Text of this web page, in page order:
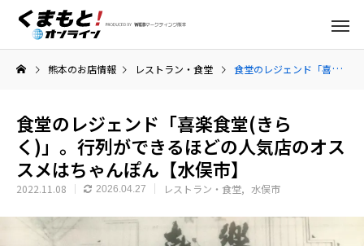
熊本のお店情報 レストラン・食堂 食堂のレジェンド「喜楽食堂(きらく)」。行列ができるほどの人気店のオススメはちゃんぽん【水俣市】
食堂のレジェンド「喜楽食堂(きら
く)」。行列ができるほどの人気店のオス
スメはちゃんぽん【水俣市】
2022.11.08 2026.04.27 レストラン・食堂 水俣市